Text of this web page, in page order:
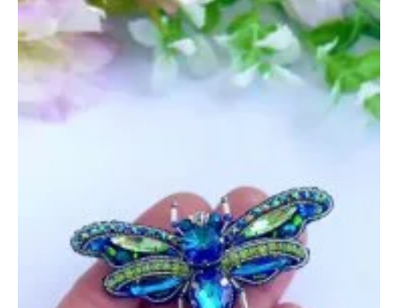
—
марта